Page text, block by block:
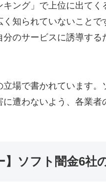
ング」で上位に出てく
知られていないこと
のサービスに誘導す
場で書かれています
に遭わないよう、各業
】ソフト闇金6社